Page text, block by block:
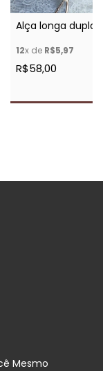
Alça longa dupla
12x de R$5,97
R$58,00
Mesmo